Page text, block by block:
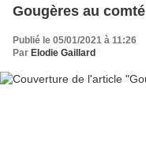
Gougères au comté
Publié le 05/01/2021 à 11:26
Par Elodie Gaillard